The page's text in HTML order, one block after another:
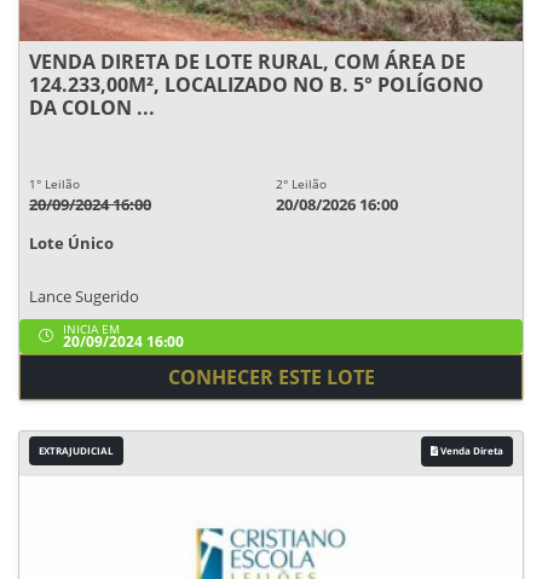
VENDA DIRETA DE LOTE RURAL, COM ÁREA DE
124.233,00M², LOCALIZADO NO B. 5° POLÍGONO
DA COLON ...
1° Leilão
20/09/2024 16:00
2° Leilão
20/08/2026 16:00
Lote Único
Lance Sugerido
INICIA EM
20/09/2024 16:00
CONHECER ESTE LOTE
EXTRAJUDICIAL Venda Direta